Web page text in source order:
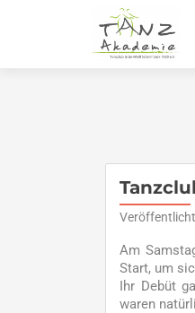
Am
Start, um
Ihr Debüt
waren